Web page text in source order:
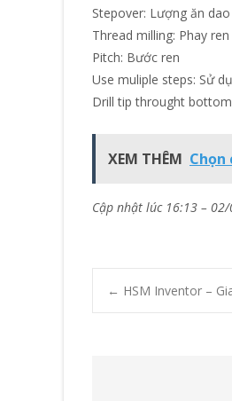
Stepover: Lượng ăn
Thread milling: Phay ren
Pitch: Bước ren
Use muliple steps: Sử
Drill tip throught
XEM THÊM
Cập nhật lúc 16:13 –
Post
← HSM Inventor –